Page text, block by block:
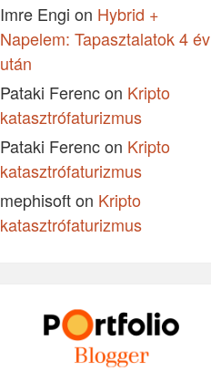
Imre Engi on Hybrid +
Napelem: Tapasztalatok 4 év
után
Pataki Ferencon Kripto
katasztrófaturizmus
Pataki Ferencon Kripto
katasztrófaturizmus
mephisofton Kripto
katasztrófaturizmus